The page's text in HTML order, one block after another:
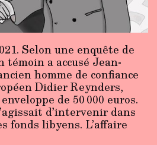
Selon une enquête de
témoin a accusé Jean-
homme de confiance
Didier Reynders,
de 50 000 euros.
d’intervenir dans
fonds libyens. L’affaire